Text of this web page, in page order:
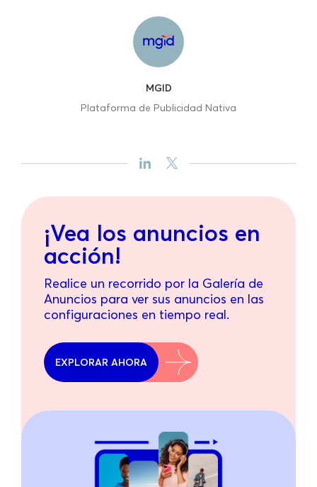
MGID
Plataforma de Publicidad Nativa
¡Vea los anuncios en
acción!
Realice un recorrido por la Galería de
Anuncios para ver sus anuncios en las
configuraciones en tiempo real.
EXPLORAR AHORA